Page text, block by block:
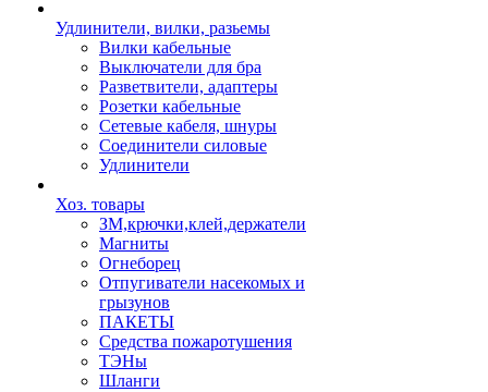
Удлинители, вилки, разьемы
Вилки кабельные
Выключатели для бра
Разветвители, адаптеры
Розетки кабельные
Сетевые кабеля, шнуры
Соединители силовые
Удлинители
Хоз. товары
ЗМ,крючки,клей,держатели
Магниты
Огнеборец
Отпугиватели насекомых и
грызунов
ПАКЕТЫ
Средства пожаротушения
ТЭНы
Шланги